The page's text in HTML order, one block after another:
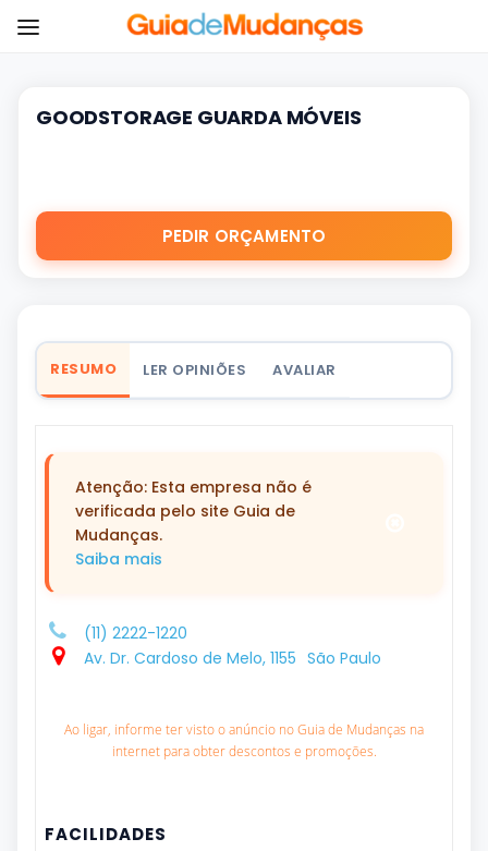
GOODSTORAGE GUARDA MÓVEIS
PEDIR ORÇAMENTO
RESUMO LER OPINIÕES AVALIAR
Atenção: Esta empresa não é
verificada pelo site Guia de
Mudanças.
Saiba mais
(11) 2222-1220
Av. Dr. Cardoso de Melo, 1155 São Paulo
Ao ligar, informe ter visto o anúncio no Guia de Mudanças na
internet para obter descontos e promoções.
FACILIDADES